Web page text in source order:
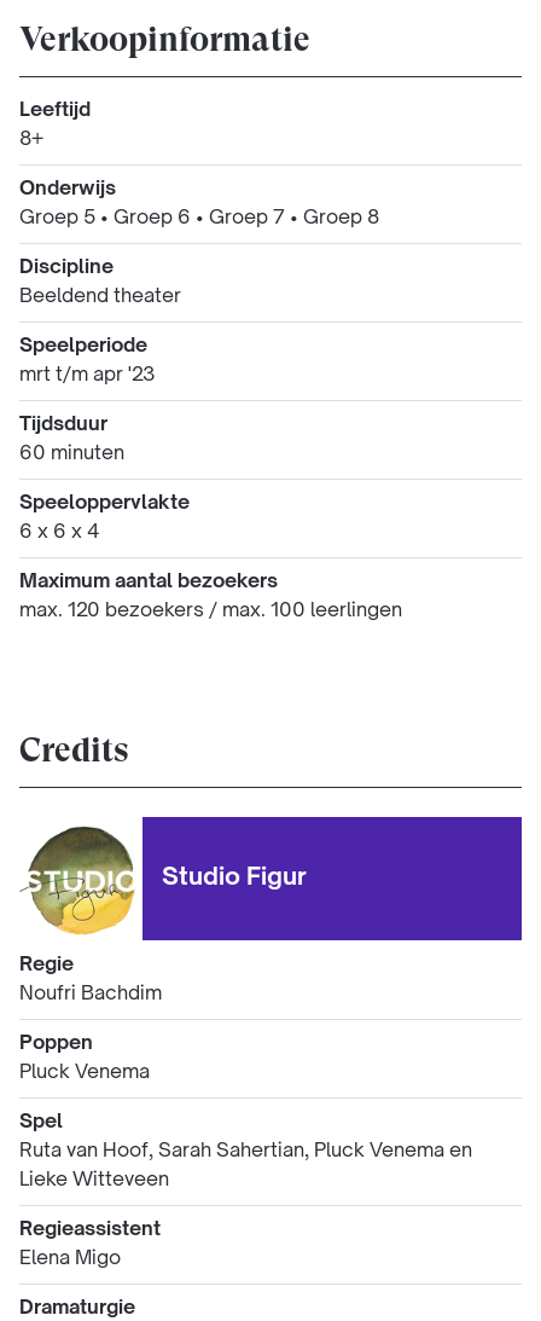
Verkoopinformatie
Leeftijd
8+
Onderwijs
Groep 5 • Groep 6 • Groep 7 • Groep 8
Discipline
Beeldend theater
Speelperiode
mrt t/m apr '23
Tijdsduur
60 minuten
Speeloppervlakte
6 x 6 x 4
Maximum aantal bezoekers
max. 120 bezoekers / max. 100 leerlingen
Credits
Studio Figur
Regie
Noufri Bachdim
Poppen
Pluck Venema
Spel
Ruta van Hoof, Sarah Sahertian, Pluck Venema en
Lieke Witteveen
Regieassistent
Elena Migo
Dramaturgie